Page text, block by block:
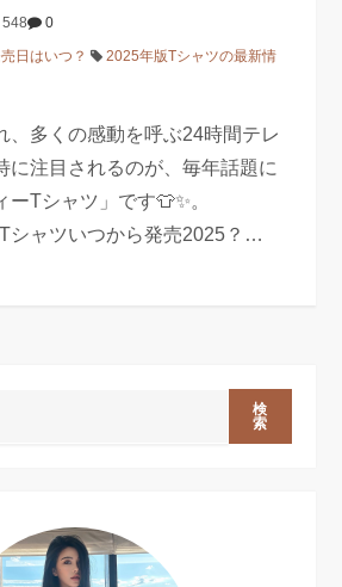
548
0
日はいつ？
2025年版Tシャツの最新情
、多くの感動を呼ぶ24時間テレ
に注目されるのが、毎年話題に
Tシャツ」です👕✨。
Tシャツいつから発売2025？…
検
索